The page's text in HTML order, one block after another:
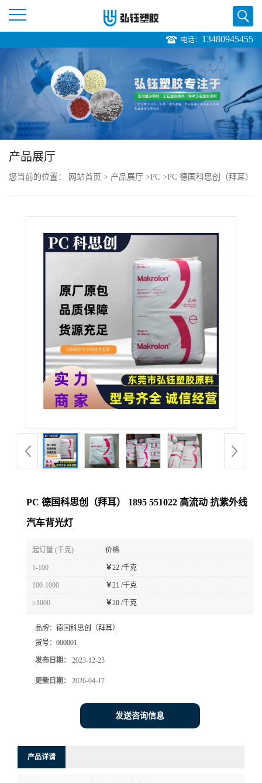
页
公
品
展
证
电话： 13480945455
产品展厅
您当前的位置： 网站首页 > 产品展厅 >PC >PC 德国科思创（拜耳）
PC 德国科思创（拜耳） 1895 551022 高流动 抗紫外线
汽车背光灯
起订量 (千克) 价格
1-100 ￥22 /千克
100-1000 ￥21 /千克
≥1000 ￥20 /千克
品牌： 德国科思创（拜耳）
货号： 000001
发布日期： 2023-12-23
更新日期： 2026-04-17
发送咨询信息
产品详请